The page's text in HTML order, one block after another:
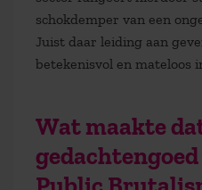
schokdemper van een
Juist daar leiding aan
betekenisvol en mateloos
Wat maakte